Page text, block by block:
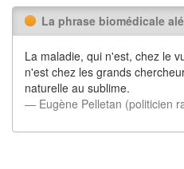
La phrase biomédicale
La maladie, qui n'est, chez le
n'est chez les grands
naturelle au sublime.
― Eugène Pelletan (politicien